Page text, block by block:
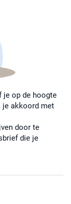
je op de hoogte
je akkoord met
door te
die je